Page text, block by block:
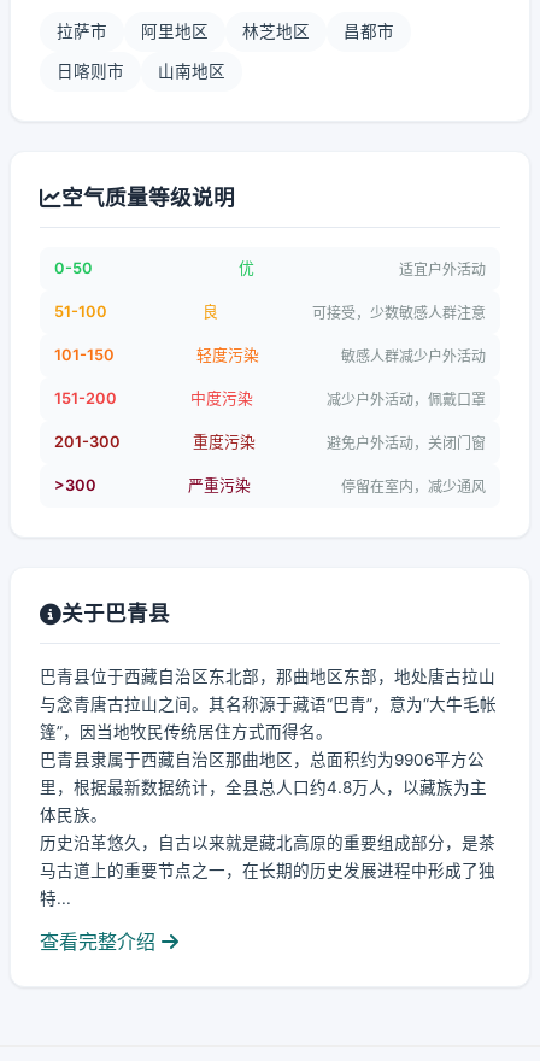
拉萨市 阿里地区 林芝地区 昌都市
日喀则市 山南地区
空气质量等级说明
0-50 优 适宜户外活动
51-100 良 可接受，少数敏感人群注意
101-150 轻度污染 敏感人群减少户外活动
151-200 中度污染 减少户外活动，佩戴口罩
201-300 重度污染 避免户外活动，关闭门窗
>300 严重污染 停留在室内，减少通风
关于巴青县
巴青县位于西藏自治区东北部，那曲地区东部，地处唐古拉山
与念青唐古拉山之间。其名称源于藏语“巴青”，意为“大牛毛帐
篷”，因当地牧民传统居住方式而得名。
巴青县隶属于西藏自治区那曲地区，总面积约为9906平方公
里，根据最新数据统计，全县总人口约4.8万人，以藏族为主
体民族。
历史沿革悠久，自古以来就是藏北高原的重要组成部分，是茶
马古道上的重要节点之一，在长期的历史发展进程中形成了独
特...
查看完整介绍